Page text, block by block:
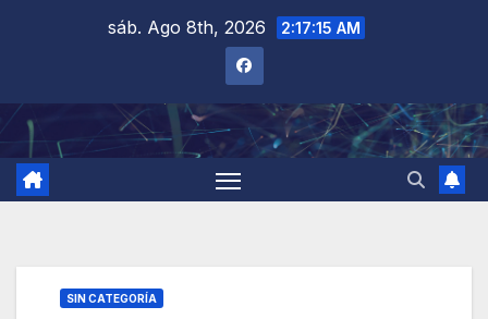
sáb. Ago 8th, 2026 2:17:16 AM
SIN CATEGORÍA